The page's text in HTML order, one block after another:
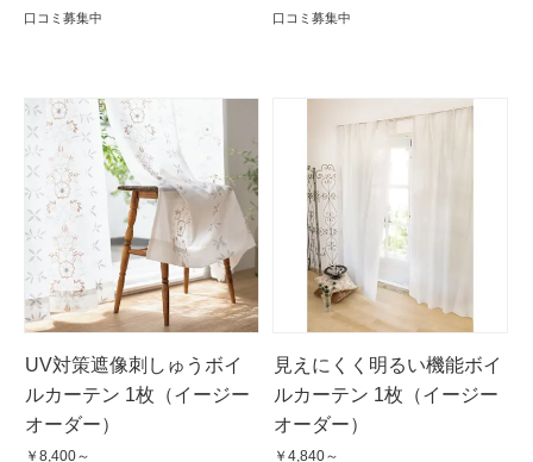
口コミ募集中 口コミ募集中
UV対策遮像刺しゅうボイ
ルカーテン 1枚（イージー
オーダー）
￥8,400～
見えにくく明るい機能ボイ
ルカーテン 1枚（イージー
オーダー）
￥4,840～